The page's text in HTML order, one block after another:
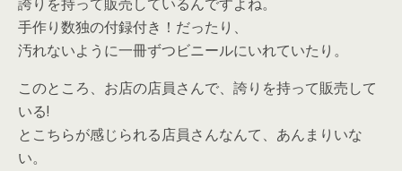
手作り数独の付録付き！だったり、
汚れないように一冊ずつビニールにいれていたり。
このところ、お店の店員さんで、誇りを持って販売して
いる!
とこちらが感じられる店員さんなんて、あんまりいな
い。